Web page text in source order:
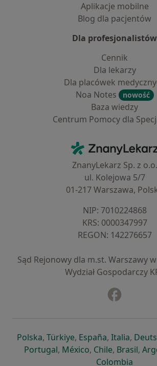
Aplikacje mobilne
Blog dla pacjentów
Dla profesjonalistów
Cennik
Dla lekarzy
Dla placówek
Noa Notes
nowość
Baza wiedzy
Centrum Pomocy dla
ZnanyLekarz -
ZnanyLekarz Sp. z o.o.
ul. Kolejowa 5/7
01-217 Warszawa,
NIP: ⁠7010224868
KRS: ⁠0000347997
REGON: ⁠142276657
Sąd Rejonowy dla m.st. Warszawy
Wydział Gospodarczy
Polskaotwiera się w nowej karcie
, Türkiyeotwiera się w nowej
, Españaotwiera się
, Italia,
Portugalotwiera się w nowej
, Méxicootwiera się w
, Chileotwiera się
, Brasil,
Colombia